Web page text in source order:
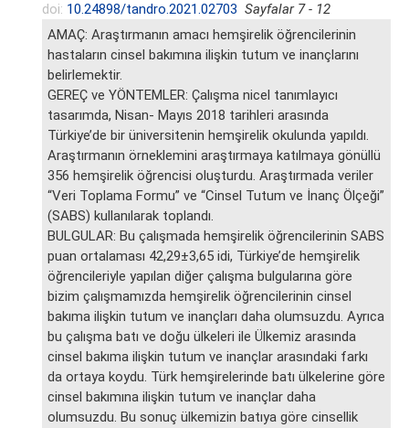
doi: 10.24898/tandro.2021.02703 Sayfalar 7 - 12
AMAÇ: Araştırmanın amacı hemşirelik öğrencilerinin
hastaların cinsel bakımına ilişkin tutum ve inançlarını
belirlemektir.
GEREÇ ve YÖNTEMLER: Çalışma nicel tanımlayıcı
tasarımda, Nisan- Mayıs 2018 tarihleri arasında
Türkiye’de bir üniversitenin hemşirelik okulunda yapıldı.
Araştırmanın örneklemini araştırmaya katılmaya gönüllü
356 hemşirelik öğrencisi oluşturdu. Araştırmada veriler
“Veri Toplama Formu” ve “Cinsel Tutum ve İnanç Ölçeği”
(SABS) kullanılarak toplandı.
BULGULAR: Bu çalışmada hemşirelik öğrencilerinin SABS
puan ortalaması 42,29±3,65 idi, Türkiye’de hemşirelik
öğrencileriyle yapılan diğer çalışma bulgularına göre
bizim çalışmamızda hemşirelik öğrencilerinin cinsel
bakıma ilişkin tutum ve inançları daha olumsuzdu. Ayrıca
bu çalışma batı ve doğu ülkeleri ile Ülkemiz arasında
cinsel bakıma ilişkin tutum ve inançlar arasındaki farkı
da ortaya koydu. Türk hemşirelerinde batı ülkelerine göre
cinsel bakımına ilişkin tutum ve inançlar daha
olumsuzdu. Bu sonuç ülkemizin batıya göre cinsellik